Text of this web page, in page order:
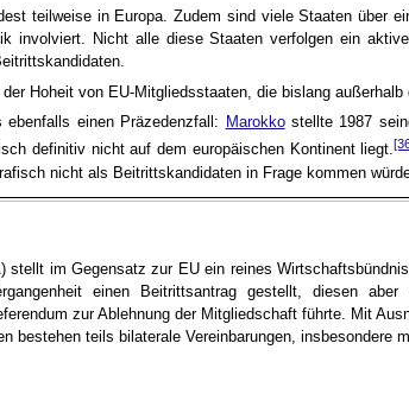
teilweise in Europa. Zudem sind viele Staaten über
involviert. Nicht alle diese Staaten verfolgen ein
Hoheit von EU-Mitgliedsstaaten, die bislang
einen Präzedenzfall: Marokkostellte 1987
definitiv nicht auf dem europäischen Kontinent liegt.
nicht als Beitrittskandidaten in Frage kommen
stellt im Gegensatz zur EU ein reines
einen Beitrittsantrag gestellt, diesen
zur Ablehnung der Mitgliedschaft führte. Mit
bestehen teils bilaterale Vereinbarungen, insbesondere